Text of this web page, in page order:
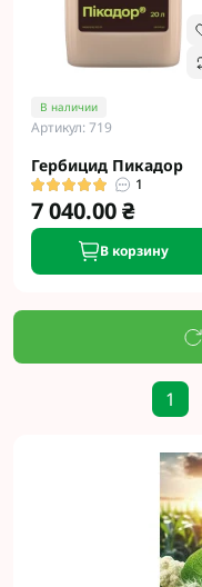
В наличии
Артикул: 719
Гербицид Пикадор
1
7 040.00 ₴
В корзину
1